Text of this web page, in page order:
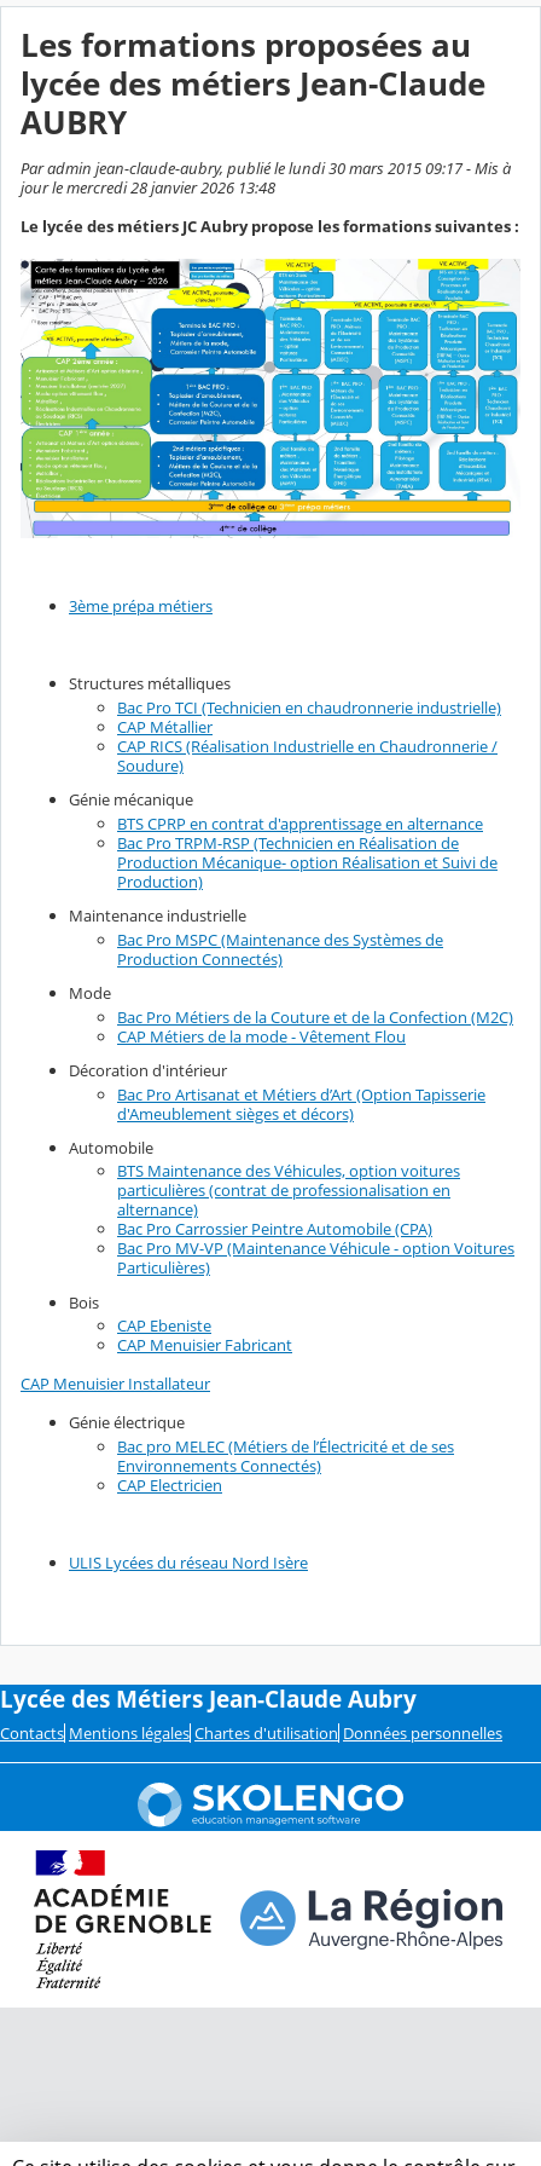
Les formations proposées au
lycée des métiers Jean-Claude
AUBRY
Par admin jean-claude-aubry, publié le lundi 30 mars 2015 09:17 - Mis à
jour le mercredi 28 janvier 2026 13:48
Le lycée des métiers JC Aubry propose les formations suivantes :
3ème prépa métiers
Structures métalliques
Bac Pro TCI (Technicien en chaudronnerie industrielle)
CAP Métallier
CAP RICS (Réalisation Industrielle en Chaudronnerie /
Soudure)
Génie mécanique
BTS CPRP en contrat d'apprentissage en alternance
Bac Pro TRPM-RSP (Technicien en Réalisation de
Production Mécanique- option Réalisation et Suivi de
Production)
Maintenance industrielle
Bac Pro MSPC (Maintenance des Systèmes de
Production Connectés)
Mode
Bac Pro Métiers de la Couture et de la Confection (M2C)
CAP Métiers de la mode - Vêtement Flou
Décoration d'intérieur
Bac Pro Artisanat et Métiers d’Art (Option Tapisserie
d'Ameublement sièges et décors)
Automobile
BTS Maintenance des Véhicules, option voitures
particulières (contrat de professionalisation en
alternance)
Bac Pro Carrossier Peintre Automobile (CPA)
Bac Pro MV-VP (Maintenance Véhicule - option Voitures
Particulières)
Bois
CAP Ebeniste
CAP Menuisier Fabricant
CAP Menuisier Installateur
Génie électrique
Bac pro MELEC (Métiers de l’Électricité et de ses
Environnements Connectés)
CAP Electricien
ULIS Lycées du réseau Nord Isère
Lycée des Métiers Jean-Claude Aubry
Contacts Mentions légales Chartes d'utilisation Données personnelles